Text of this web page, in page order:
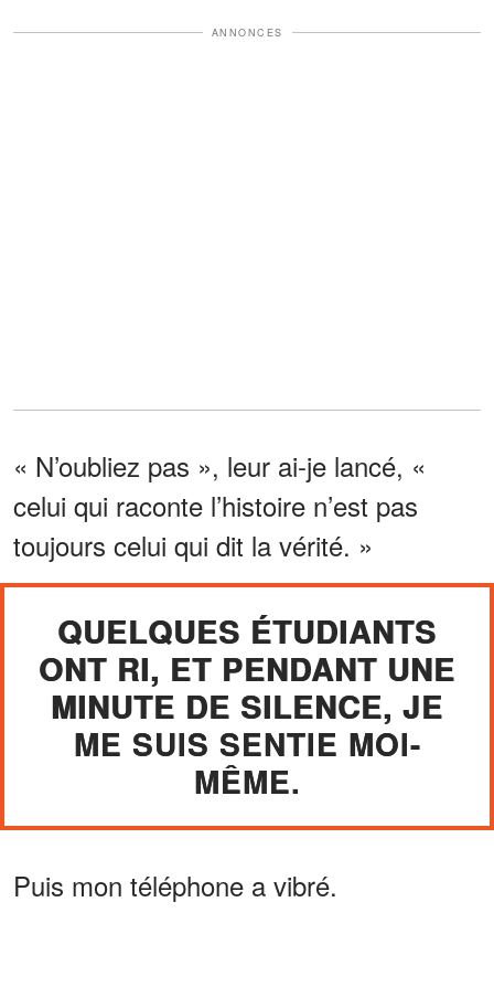
ANNONCES
« N’oubliez pas », leur ai-je lancé, «
celui qui raconte l’histoire n’est pas
toujours celui qui dit la vérité. »
QUELQUES ÉTUDIANTS
ONT RI, ET PENDANT UNE
MINUTE DE SILENCE, JE
ME SUIS SENTIE MOI-
MÊME.
Puis mon téléphone a vibré.